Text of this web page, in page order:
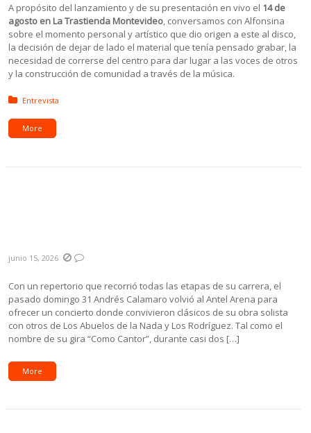
A propósito del lanzamiento y de su presentación en vivo el 14 de
agosto en La Trastienda Montevideo , conversamos con Alfonsina
sobre el momento personal y artístico que dio origen a este al disco,
la decisión de dejar de lado el material que tenía pensado grabar, la
necesidad de correrse del centro para dar lugar a las voces de otros
y la construcción de comunidad a través de la música.
Posted in:
Entrevista
More
junio 15, 2026
Con un repertorio que recorrió todas las etapas de su carrera, el
pasado domingo 31 Andrés Calamaro volvió al Antel Arena para
ofrecer un concierto donde convivieron clásicos de su obra solista
con otros de Los Abuelos de la Nada y Los Rodríguez. Tal como el
nombre de su gira “Como Cantor”, durante casi dos […]
More